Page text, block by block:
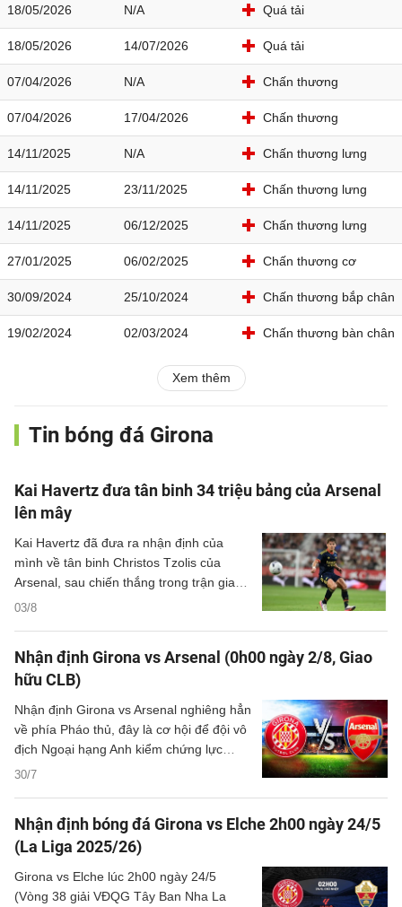
18/05/2026 N/A Quá tải
18/05/2026 14/07/2026 Quá tải
07/04/2026 N/A Chấn thương
07/04/2026 17/04/2026 Chấn thương
14/11/2025 N/A Chấn thương lưng
14/11/2025 23/11/2025 Chấn thương lưng
14/11/2025 06/12/2025 Chấn thương lưng
27/01/2025 06/02/2025 Chấn thương cơ
30/09/2024 25/10/2024 Chấn thương bắp chân
19/02/2024 02/03/2024 Chấn thương bàn chân
Xem thêm
Tin bóng đá Girona
Kai Havertz đưa tân binh 34 triệu bảng của Arsenal
lên mây
03/8
Kai Havertz đã đưa ra nhận định của
mình về tân binh Christos Tzolis của
Arsenal, sau chiến thắng trong trận giao
hữu trước Girona.
Nhận định Girona vs Arsenal (0h00 ngày 2/8, Giao
hữu CLB)
30/7
Nhận định Girona vs Arsenal nghiêng hẳn
về phía Pháo thủ, đây là cơ hội để đội vô
địch Ngoại hạng Anh kiểm chứng lực
lượng trước mùa giải mới.
Nhận định bóng đá Girona vs Elche 2h00 ngày 24/5
(La Liga 2025/26)
Girona vs Elche lúc 2h00 ngày 24/5
(Vòng 38 giải VĐQG Tây Ban Nha La